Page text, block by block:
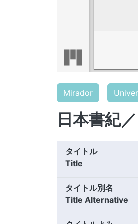
Mirador
日本書紀
タイトル
Title
タイトル別名
Title Alternative